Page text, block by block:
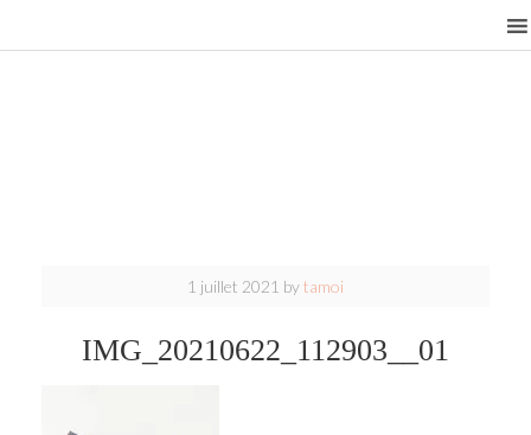
1 juillet 2021 bytamoi
IMG_20210622_112903__01